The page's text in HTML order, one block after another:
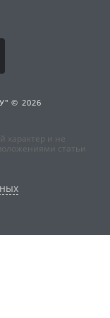
© 2026
характер и не
статьи